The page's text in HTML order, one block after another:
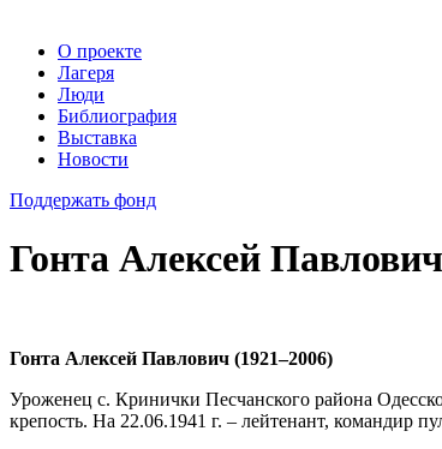
О проекте
Лагеря
Люди
Библиография
Выставка
Новости
Поддержать фонд
Гонта Алексей Павлович
Гонта Алексей Павлович (1921–2006)
Уроженец с. Кринички Песчанского района
крепость. На 22.06.1941 г. – лейтенант, командир